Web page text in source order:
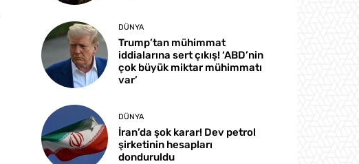
DÜNYA
Trump’tan mühimmat
iddialarına sert çıkış! ‘ABD’nin
çok büyük miktar mühimmatı
var’
DÜNYA
İran’da şok karar! Dev petrol
şirketinin hesapları
donduruldu